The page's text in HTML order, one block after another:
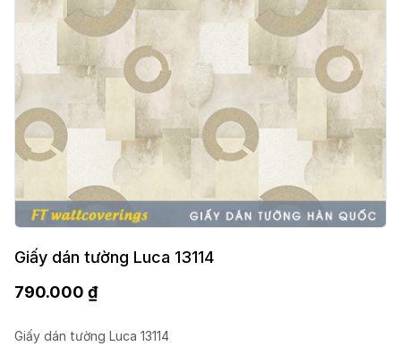
Giấy dán tường Luca 13114
790.000 ₫
Giấy dán tường Luca 13114